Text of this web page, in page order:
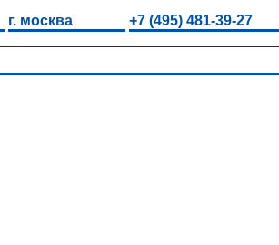
г. москва +7 (495) 481-39-27